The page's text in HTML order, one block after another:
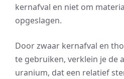
kernafval en niet om
opgeslagen.
Door zwaar kernafval en
te gebruiken, verklein je de
uranium, dat een relatief